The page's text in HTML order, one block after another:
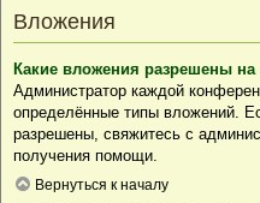
Вложения
Какие вложения разрешены
Администратор каждой
определённые типы вложений.
разрешены, свяжитесь с
получения помощи.
Вернуться к началу